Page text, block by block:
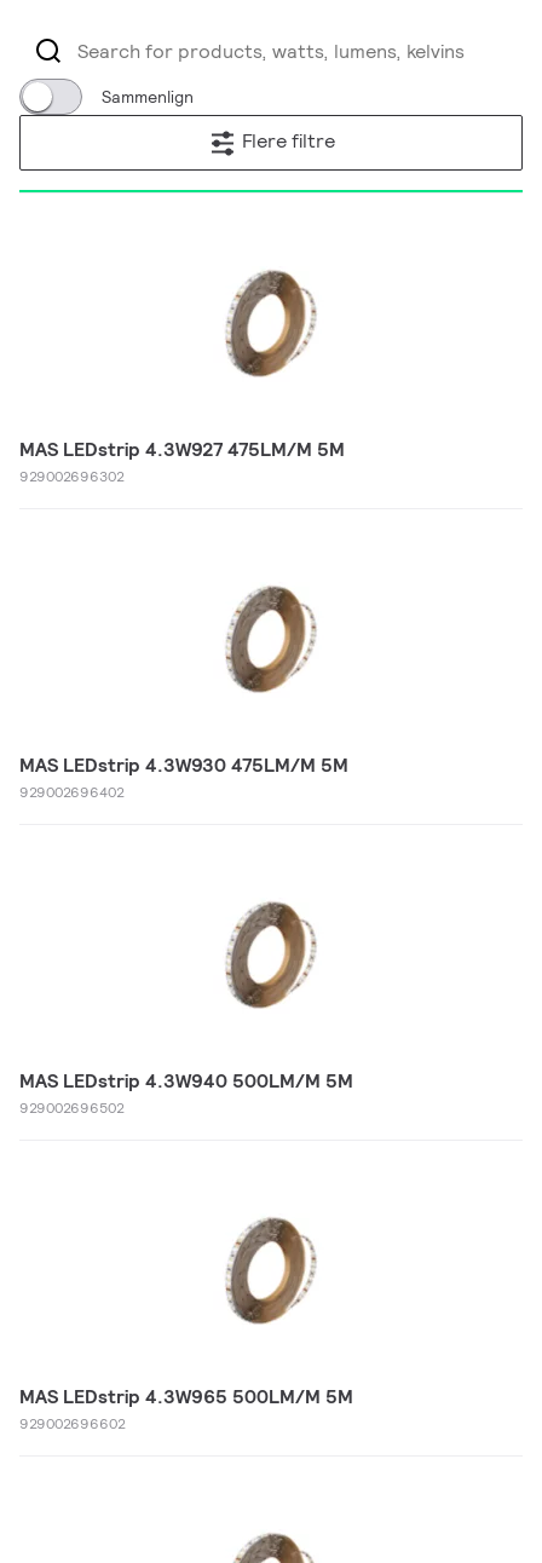
Sammenlign
Flere filtre
MAS LEDstrip 4.3W927 475LM/M 5M
929002696302
MAS LEDstrip 4.3W930 475LM/M 5M
929002696402
MAS LEDstrip 4.3W940 500LM/M 5M
929002696502
MAS LEDstrip 4.3W965 500LM/M 5M
929002696602